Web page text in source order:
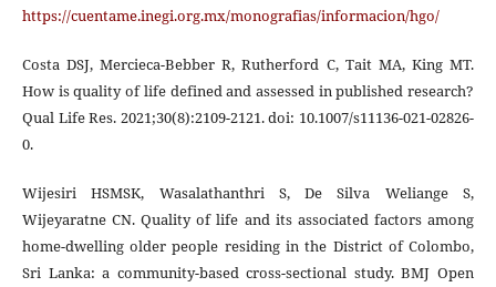
https://cuentame.inegi.org.mx/monografias/informacion/hgo/
Costa DSJ, Mercieca-Bebber R, Rutherford C, Tait MA, King MT.
How is quality of life defined and assessed in published research?
Qual Life Res. 2021;30(8):2109-2121. doi: 10.1007/s11136-021-02826-
0.
Wijesiri HSMSK, Wasalathanthri S, De Silva Weliange S,
Wijeyaratne CN. Quality of life and its associated factors among
home-dwelling older people residing in the District of Colombo,
Sri Lanka: a community-based cross-sectional study. BMJ Open